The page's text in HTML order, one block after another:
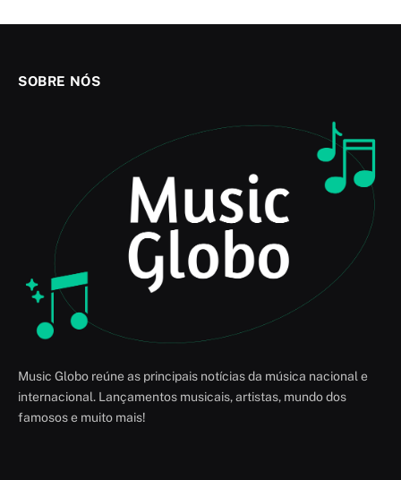
SOBRE NÓS
Music Globo reúne as principais notícias da música nacional e
internacional. Lançamentos musicais, artistas, mundo dos
famosos e muito mais!